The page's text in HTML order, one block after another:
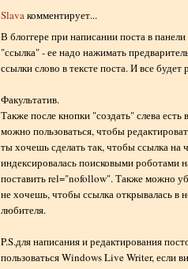
Slavaкомментирует...
В блоггере при написании поста в
"ссылка" - ее надо нажимать
ссылки слово в тексте поста. И все будет
Факультатив.
Также после кнопки "создать" слева
можно пользоваться, чтобы
ты хочешь сделать так, чтобы ссылка на
индексировалась поисковыми роботами
поставить rel="nofollow". Также можно
не хочешь, чтобы ссылка открывалась в
любителя.
P.S.для написания и редактирования
пользоваться Windows Live Writer, если